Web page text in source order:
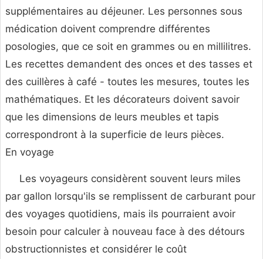
supplémentaires au déjeuner. Les personnes sous
médication doivent comprendre différentes
posologies, que ce soit en grammes ou en millilitres.
Les recettes demandent des onces et des tasses et
des cuillères à café - toutes les mesures, toutes les
mathématiques. Et les décorateurs doivent savoir
que les dimensions de leurs meubles et tapis
correspondront à la superficie de leurs pièces.
En voyage
Les voyageurs considèrent souvent leurs miles
par gallon lorsqu'ils se remplissent de carburant pour
des voyages quotidiens, mais ils pourraient avoir
besoin pour calculer à nouveau face à des détours
obstructionnistes et considérer le coût